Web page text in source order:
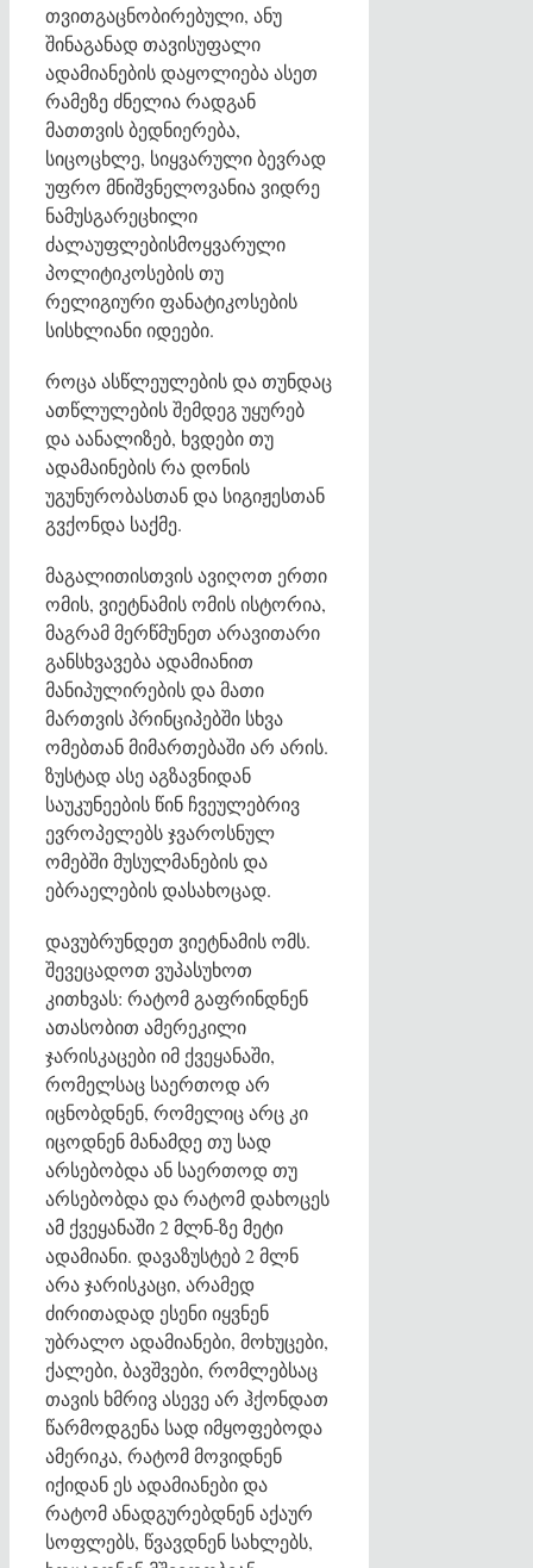
თვითგაცნობირებული, ანუ
შინაგანად თავისუფალი
ადამიანების დაყოლიება ასეთ
რამეზე ძნელია რადგან
მათთვის ბედნიერება,
სიცოცხლე, სიყვარული ბევრად
უფრო მნიშვნელოვანია ვიდრე
ნამუსგარეცხილი
ძალაუფლებისმოყვარული
პოლიტიკოსების თუ
რელიგიური ფანატიკოსების
სისხლიანი იდეები.
როცა ასწლეულების და თუნდაც
ათწლულების შემდეგ უყურებ
და აანალიზებ, ხვდები თუ
ადამაინების რა დონის
უგუნურობასთან და სიგიჟესთან
გვქონდა საქმე.
მაგალითისთვის ავიღოთ ერთი
ომის, ვიეტნამის ომის ისტორია,
მაგრამ მერწმუნეთ არავითარი
განსხვავება ადამიანით
მანიპულირების და მათი
მართვის პრინციპებში სხვა
ომებთან მიმართებაში არ არის.
ზუსტად ასე აგზავნიდან
საუკუნეების წინ ჩვეულებრივ
ევროპელებს ჯვაროსნულ
ომებში მუსულმანების და
ებრაელების დასახოცად.
დავუბრუნდეთ ვიეტნამის ომს.
შევეცადოთ ვუპასუხოთ
კითხვას: რატომ გაფრინდნენ
ათასობით ამერეკილი
ჯარისკაცები იმ ქვეყანაში,
რომელსაც საერთოდ არ
იცნობდნენ, რომელიც არც კი
იცოდნენ მანამდე თუ სად
არსებობდა ან საერთოდ თუ
არსებობდა და რატომ დახოცეს
ამ ქვეყანაში 2 მლნ-ზე მეტი
ადამიანი. დავაზუსტებ 2 მლნ
არა ჯარისკაცი, არამედ
ძირითადად ესენი იყვნენ
უბრალო ადამიანები, მოხუცები,
ქალები, ბავშვები, რომლებსაც
თავის ხმრივ ასევე არ ჰქონდათ
წარმოდგენა სად იმყოფებოდა
ამერიკა, რატომ მოვიდნენ
იქიდან ეს ადამიანები და
რატომ ანადგურებდნენ აქაურ
სოფლებს, წვავდნენ სახლებს,